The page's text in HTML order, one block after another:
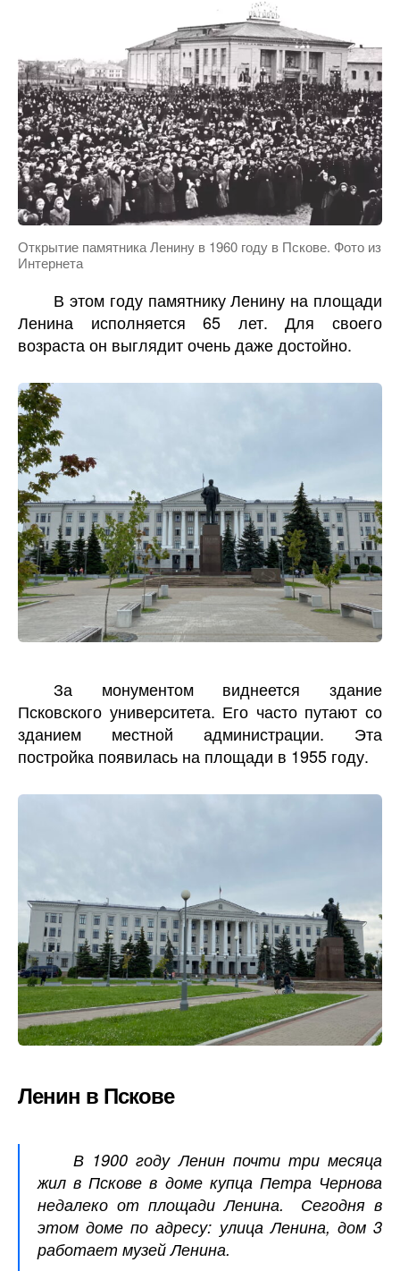
Открытие памятника Ленину в 1960 году в Пскове. Фото из
Интернета
В этом году памятнику Ленину на площади
Ленина исполняется 65 лет. Для своего
возраста он выглядит очень даже достойно.
За монументом виднеется здание
Псковского университета. Его часто путают со
зданием местной администрации. Эта
постройка появилась на площади в 1955 году.
Ленин в Пскове
В 1900 году Ленин почти три месяца
жил в Пскове в доме купца Петра Чернова
недалеко от площади Ленина. Сегодня в
этом доме по адресу: улица Ленина, дом 3
работает музей Ленина.